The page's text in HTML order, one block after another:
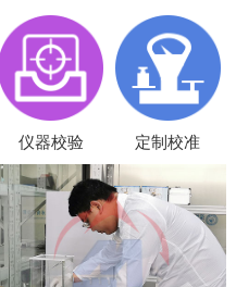
仪器校验 定制校准